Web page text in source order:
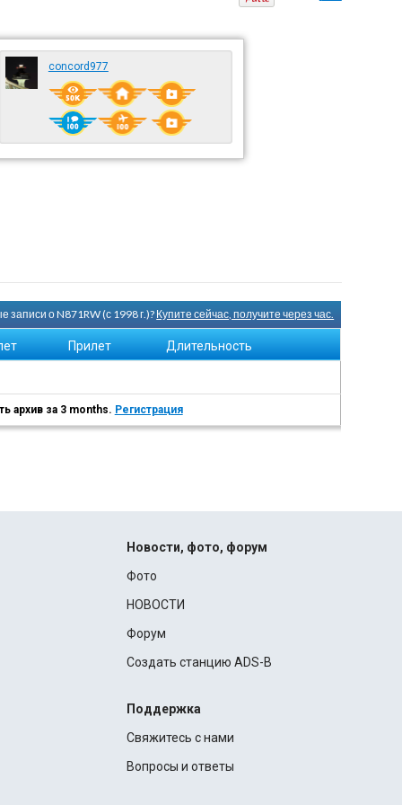
concord977
записи о N871RW (с 1998 г.)? Купите сейчас, получите через час.
Прилет Длительность
архив за 3 months. Регистрация
Новости, фото, форум
Фото
НОВОСТИ
Форум
Создать станцию ADS-B
Поддержка
Свяжитесь с нами
Вопросы и ответы